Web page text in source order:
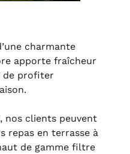
charmante
apporte fraîcheur
de profiter
nos clients peuvent
repas en terrasse à
de gamme filtre